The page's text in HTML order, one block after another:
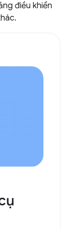
điều khiển